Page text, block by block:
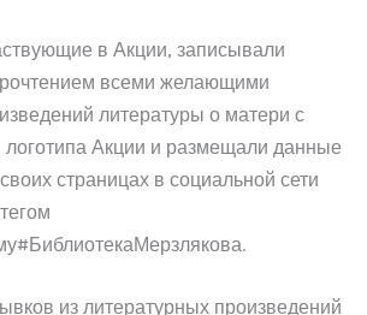
в Акции, записывали
всеми желающими
литературы о матери с
логотипа Акции и размещали данные
страницах в социальной сети
из литературных произведений